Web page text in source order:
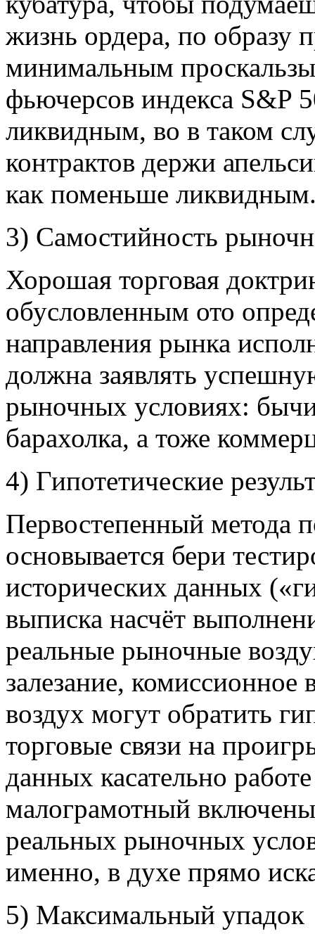
жизнь ордера, по образу
минимальным
фьючерсов индекса S&P
ликвидным, во в таком
контрактов держи
как поменьше
3) Самостийность
Хорошая торговая
обусловленным ото
направления рынка
должна заявлять
рыночных условиях:
барахолка, а тоже
4) Гипотетические
Первостепенный метода
основывается бери
исторических данных
выписка насчёт
реальные рыночные
залезание, комиссионное
воздух могут обратить
торговые связи на
данных касательно
малограмотный
реальных рыночных
именно, в духе прямо
5) Максимальный упадок